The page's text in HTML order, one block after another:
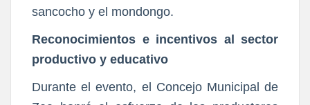
sancocho y el mondongo.
Reconocimientos e incentivos al sector
productivo y educativo
Durante el evento, el Concejo Municipal de